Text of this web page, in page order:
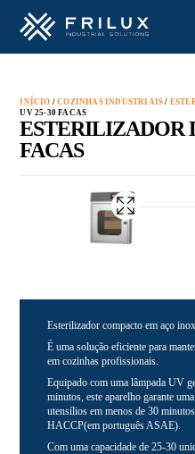
INÍCIO /COZINHAS INDUSTRIAIS /
UV 25-30 FACAS
ESTERILIZADOR
FACAS
Esterilizador compacto em aço
É uma solução eficiente para
em cozinhas profissionais.
Equipado com uma lâmpada UV
minutos, este aparelho garante
utensílios em menos de 30
HACCP(em português ASAE).
Com uma capacidade de 25-30